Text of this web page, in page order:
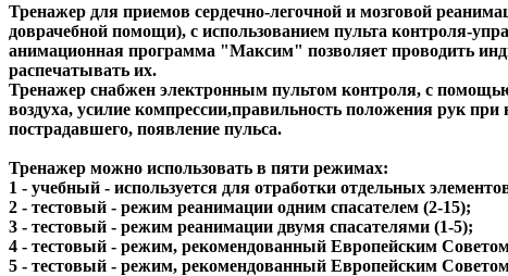
Тренажер для приемов сердечно-легочной и мозговой
доврачебной помощи), с использованием пульта
анимационная программа "Максим" позволяет проводить
распечатывать их.
Тренажер снабжен электронным пультом контроля, с
воздуха, усилие компрессии,правильность положения рук
пострадавшего, появление пульса.
Тренажер можно использовать в пяти режимах:
1 - учебный - используется для отработки отдельных
2 - тестовый - режим реанимации одним спасателем (2-15);
3 - тестовый - режим реанимации двумя спасателями (1-5);
4 - тестовый - режим, рекомендованный Европейским
5 - тестовый - режим, рекомендованный Европейским